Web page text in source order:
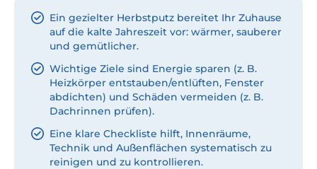
Ein gezielter Herbstputz bereitet Ihr Zuhause
auf die kalte Jahreszeit vor: wärmer, sauberer
und gemütlicher.
Wichtige Ziele sind Energie sparen (z. B.
Heizkörper entstauben/entlüften, Fenster
abdichten) und Schäden vermeiden (z. B.
Dachrinnen prüfen).
Eine klare Checkliste hilft, Innenräume,
Technik und Außenflächen systematisch zu
reinigen und zu kontrollieren.